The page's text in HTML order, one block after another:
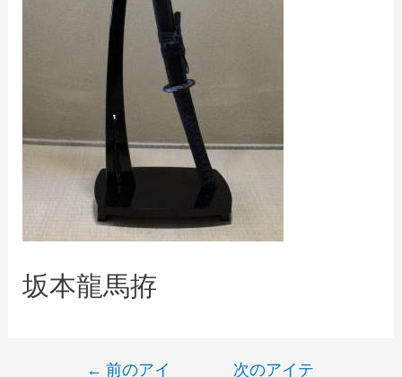
坂本龍馬拵
← 前のアイ 次のアイテ